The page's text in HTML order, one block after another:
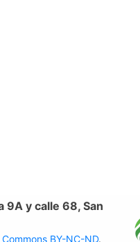
9A y calle 68, San
BY-NC-ND.